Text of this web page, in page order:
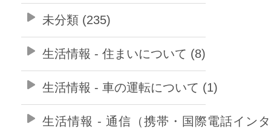
未分類 (235)
生活情報 - 住まいについて (8)
生活情報 - 車の運転について (1)
生活情報 - 通信（携帯・国際電話イン